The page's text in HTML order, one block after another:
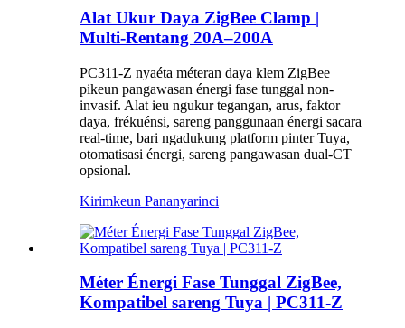
Alat Ukur Daya ZigBee Clamp |
Multi-Rentang 20A–200A
PC311-Z nyaéta méteran daya klem ZigBee
pikeun pangawasan énergi fase tunggal non-
invasif. Alat ieu ngukur tegangan, arus, faktor
daya, frékuénsi, sareng panggunaan énergi sacara
real-time, bari ngadukung platform pinter Tuya,
otomatisasi énergi, sareng pangawasan dual-CT
opsional.
Kirimkeun Pananyarinci
Méter Énergi Fase Tunggal ZigBee,
Kompatibel sareng Tuya | PC311-Z